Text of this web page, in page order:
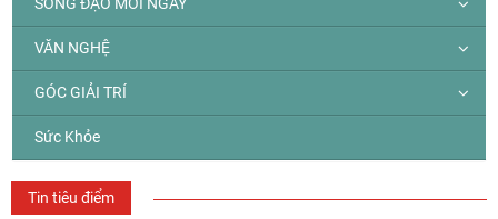
VĂN NGHỆ
GÓC GIẢI TRÍ
Sức Khỏe
Tin tiêu điểm